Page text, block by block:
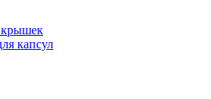
крышек
капсул